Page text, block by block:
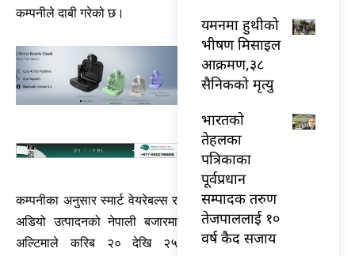
कम्पनीले दाबी गरेको छ।
कम्पनीका अनुसार स्मार्ट वेयरेबल्स र
अडियो उत्पादनको नेपाली बजारमा
अल्टिमाले करिब २० देखि २५
यमनमा हुथीको
भीषण मिसाइल
आक्रमण,३८
सैनिकको मृत्यु
भारतकाे
तेहलका
पत्रिकाका
पूर्वप्रधान
सम्पादक तरुण
तेजपाललाई १०
वर्ष कैद सजाय